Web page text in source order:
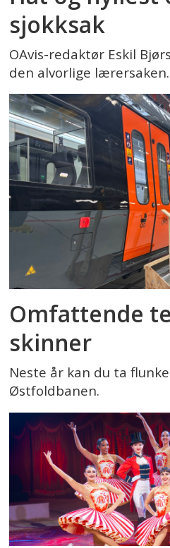
sjokksak
OAvis-redaktør Eskil
den alvorlige lærersaken.
Omfattende
skinner
Neste år kan du ta
Østfoldbanen.